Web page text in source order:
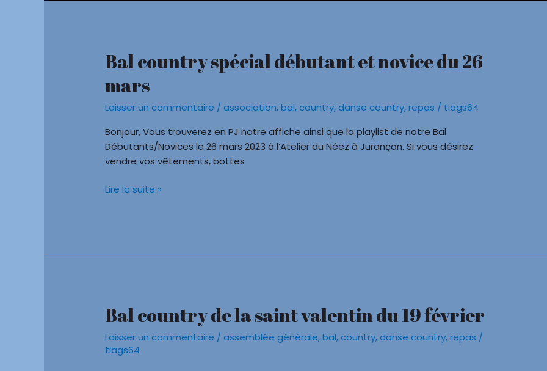
Bal country spécial débutant et novice du 26
mars
Laisser un commentaire /association,bal,country,danse country,repas / tiags64
Bonjour, Vous trouverez en PJ notre affiche ainsi que la playlist de notre Bal
Débutants/Novices le 26 mars 2023 à l’Atelier du Néez à Jurançon. Si vous désirez
vendre vos vêtements, bottes
Bal
country
spécial
et
novice
du
26
Lire la suite »
Bal country de la saint valentin du 19 février
Laisser un commentaire /assemblée générale,bal,country,danse country,repas /
tiags64
Bal
country
de
la